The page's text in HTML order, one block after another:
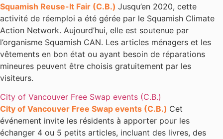
Squamish Reuse-It Fair (C.B.) Jusqu’en 2020, cette
activité de réemploi a été gérée par le Squamish Climate
Action Network. Aujourd’hui, elle est soutenue par
l’organisme Squamish CAN. Les articles ménagers et les
vêtements en bon état ou ayant besoin de réparations
mineures peuvent être choisis gratuitement par les
visiteurs.
City of Vancouver Free Swap events (C.B.)
City of Vancouver Free Swap events (C.B.) Cet
événement invite les résidents à apporter pour les
échanger 4 ou 5 petits articles, incluant des livres, des